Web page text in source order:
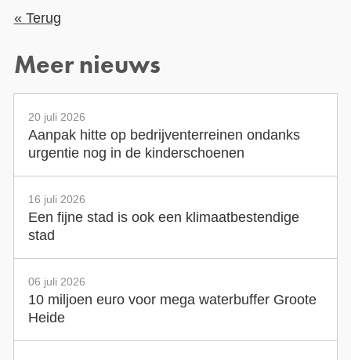
« Terug
Meer nieuws
20 juli 2026
Aanpak hitte op bedrijventerreinen ondanks
urgentie nog in de kinderschoenen
16 juli 2026
Een fijne stad is ook een klimaatbestendige
stad
06 juli 2026
10 miljoen euro voor mega waterbuffer Groote
Heide